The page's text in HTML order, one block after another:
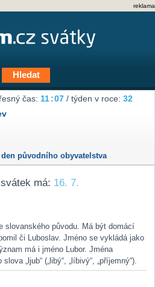
reklama
čas:11:07 / týden v roce:32
původního obyvatelstva
má: 16. 7.
slovanského původu. Má být domácí
či Luboslav. Jméno se vykládá jako
má i jméno Lubor. Jména
„ljub“ („libý“, „líbivý“, „příjemný“).